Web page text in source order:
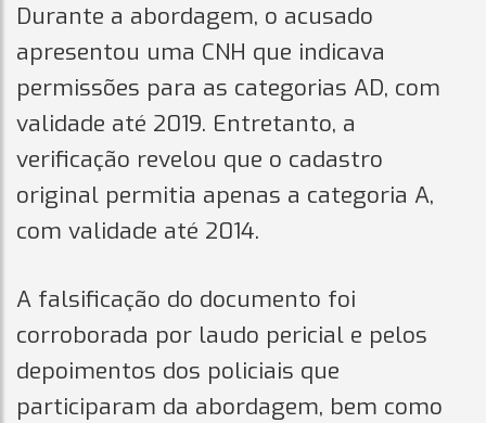
Durante a abordagem, o acusado
apresentou uma CNH que indicava
permissões para as categorias AD, com
validade até 2019. Entretanto, a
verificação revelou que o cadastro
original permitia apenas a categoria A,
com validade até 2014.
A falsificação do documento foi
corroborada por laudo pericial e pelos
depoimentos dos policiais que
participaram da abordagem, bem como